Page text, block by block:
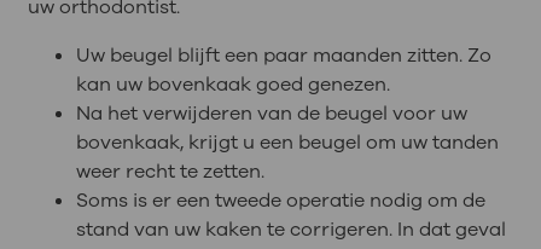
uw orthodontist.
Uw beugel blijft een paar maanden zitten. Zo
kan uw bovenkaak goed genezen.
Na het verwijderen van de beugel voor uw
bovenkaak, krijgt u een beugel om uw tanden
weer recht te zetten.
Soms is er een tweede operatie nodig om de
stand van uw kaken te corrigeren. In dat geval